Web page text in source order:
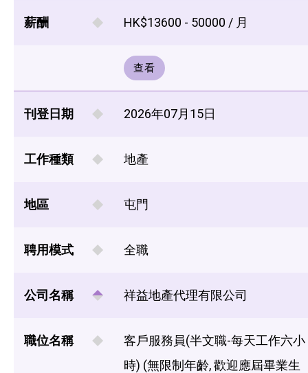
薪酬 HK$13600 - 50000 / 月
查看
刊登日期 2026年07月15日
工作種類 地產
地區 屯門
聘用模式 全職
公司名稱 祥益地產代理有限公司
職位名稱
客戶服務員(半文職-每天工作六小
時) (無限制年齡, 歡迎應屆畢業生